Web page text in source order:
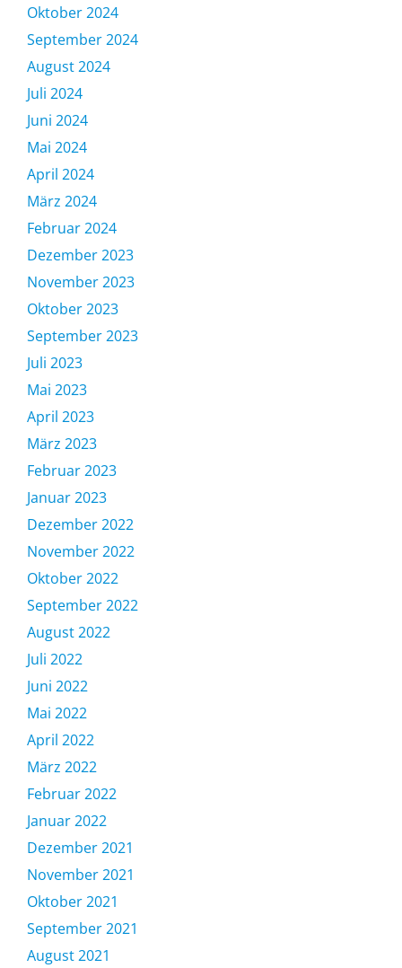
Oktober 2024
September 2024
August 2024
Juli 2024
Juni 2024
Mai 2024
April 2024
März 2024
Februar 2024
Dezember 2023
November 2023
Oktober 2023
September 2023
Juli 2023
Mai 2023
April 2023
März 2023
Februar 2023
Januar 2023
Dezember 2022
November 2022
Oktober 2022
September 2022
August 2022
Juli 2022
Juni 2022
Mai 2022
April 2022
März 2022
Februar 2022
Januar 2022
Dezember 2021
November 2021
Oktober 2021
September 2021
August 2021